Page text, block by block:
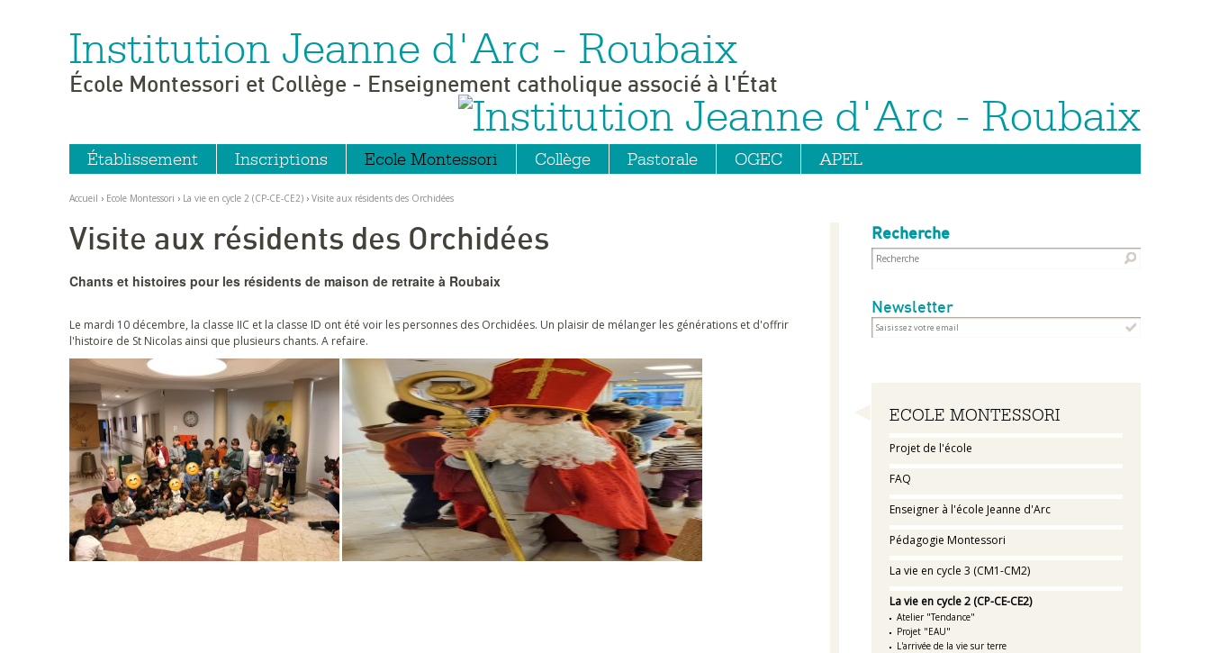
Aller
Aller
à
Outils
personnels
Institution Jeanne d'Arc - Roubaix
École Montessori et Collège - Enseignement catholique associé à l'État
Établissement Inscriptions Ecole Montessori Collège Pastorale OGEC APEL
Accueil › Ecole Montessori › La vie en cycle 2 (CP-CE-CE2) › Visite aux résidents des Orchidées
Recherche
Newsletter
Navigation
ECOLE MONTESSORI
Projet de l'école
FAQ
Enseigner à l'école Jeanne d'Arc
Pédagogie Montessori
La vie en cycle 3 (CM1-CM2)
La vie en cycle 2 (CP-CE-CE2)
Atelier "Tendance"
Projet "EAU"
L'arrivée de la vie sur terre
Visite aux résidents des Orchidées
Chants et histoires pour les résidents de maison de retraite à Roubaix
Le mardi 10 décembre, la classe IIC et la classe ID ont été voir les personnes des Orchidées. Un plaisir de mélanger les générations et d'offrir
l'histoire de St Nicolas ainsi que plusieurs chants. A refaire.